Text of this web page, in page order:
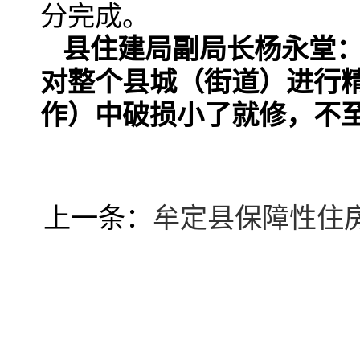
分完成。
县住建局副局长杨永堂
对整个县城（街道） 进行
作）中破损小了就修，不
上一条： 牟定县保障性住